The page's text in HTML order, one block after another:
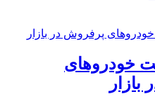
خودرو‌های